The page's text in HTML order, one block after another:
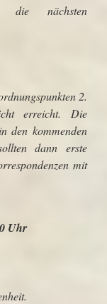
die nächsten
2.
erreicht. Die
den kommenden
dann erste
mit
Uhr